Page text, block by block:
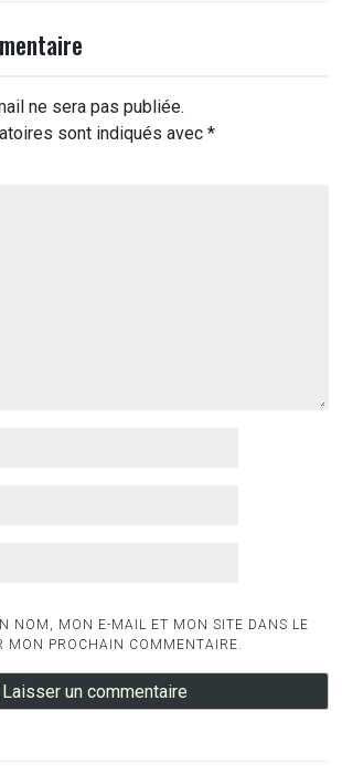
ne sera pas publiée.
sont indiqués avec *
NOM, MON E-MAIL ET MON SITE DANS LE
MON PROCHAIN COMMENTAIRE.